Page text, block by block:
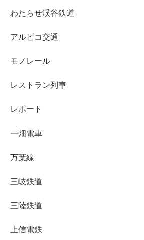
わたらせ渓谷鉄道
アルピコ交通
モノレール
レストラン列車
レポート
一畑電車
万葉線
三岐鉄道
三陸鉄道
上信電鉄